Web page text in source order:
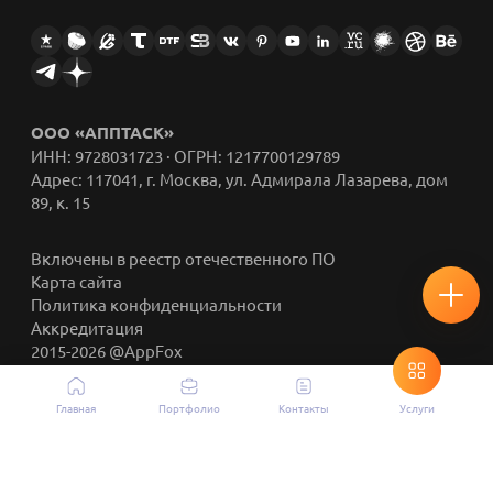
ООО «АППТАСК»
ИНН: 9728031723 · ОГРН: 1217700129789
Адрес: 117041, г. Москва, ул. Адмирала Лазарева, дом
89, к. 15
2015-2026 @AppFox
Аккредитация
Политика конфиденциальности
Карта сайта
Включены в реестр отечественного ПО
Главная Портфолио Контакты Услуги